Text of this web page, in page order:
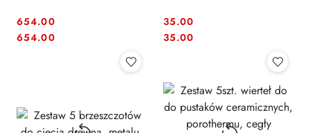
Cena:
654.00
Cena:
654.00 Cena:
35.00
Cena:
35.00